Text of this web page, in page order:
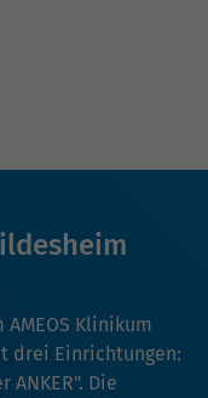
Klinikum
drei Einrichtungen:
ANKER". Die